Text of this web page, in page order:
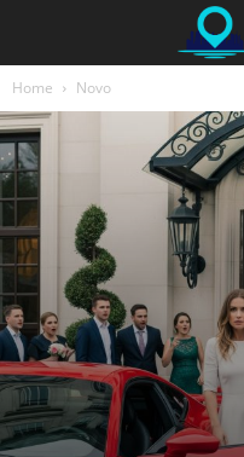
Home Novo